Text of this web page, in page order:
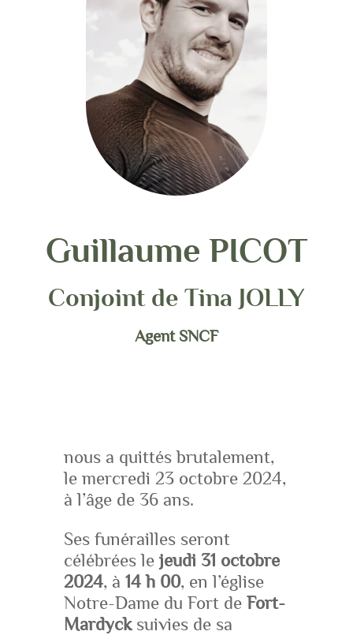
Guillaume PICOT
Conjoint de Tina JOLLY
Agent SNCF
nous a quittés brutalement,
le mercredi 23 octobre 2024,
à l’âge de 36 ans.
Ses funérailles seront
célébrées le jeudi 31 octobre
2024, à 14 h 00, en l’église
Notre-Dame du Fort de Fort-
Mardycksuivies de sa